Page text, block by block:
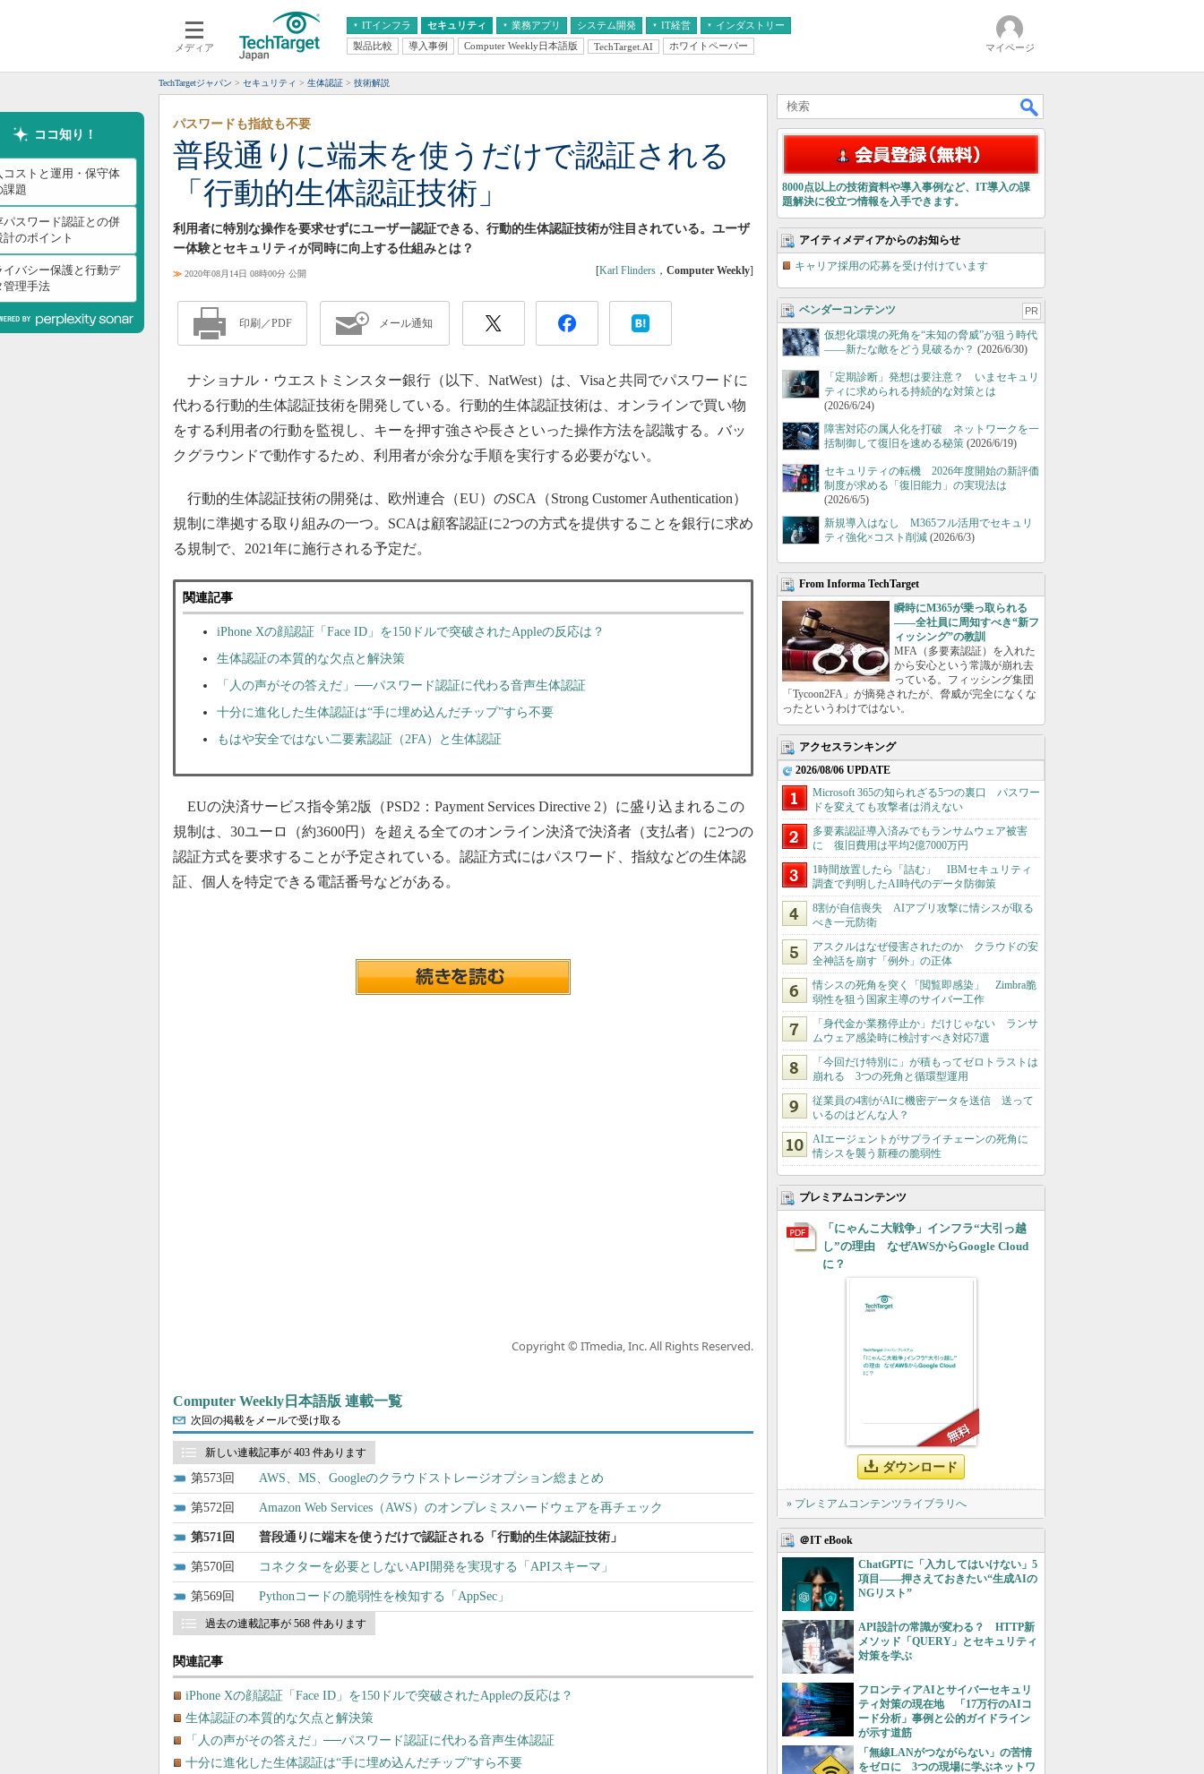
メディア
ITインフラ
クラウド
スマートモバイル
ネットワーク
システム運用管理
セキュリティ 業務アプリ
エンタープライズAI
ERP
情報系システム
システム開発 IT経営
経営とIT
インダストリー
医療IT
製品比較 導入事例 Computer Weekly日本語版 TechTarget.AI ホワイトペーパー マイページ
TechTargetジャパン セキュリティ 生体認証 技術解説
ココ知り！
コストと運用・保守体
課題
パスワード認証との併
計のポイント
イバシー保護と行動デ
管理手法
普段通りに端末を使うだけで認証される
「行動的生体認証技術」
パスワードも指紋も不要
利用者に特別な操作を要求せずにユーザー認証できる、行動的生体認証技術が注目されている。ユーザ
ー体験とセキュリティが同時に向上する仕組みとは？
≫ 2020年08月14日 08時00分 公開 [Karl Flinders ， Computer Weekly]
印刷／PDF メール通知
ナショナル・ウエストミンスター銀行（以下、NatWest）は、Visaと共同でパスワードに
代わる行動的生体認証技術を開発している。行動的生体認証技術は、オンラインで買い物
をする利用者の行動を監視し、キーを押す強さや長さといった操作方法を認識する。バッ
クグラウンドで動作するため、利用者が余分な手順を実行する必要がない。
行動的生体認証技術の開発は、欧州連合（EU）のSCA（Strong Customer Authentication）
規制に準拠する取り組みの一つ。SCAは顧客認証に2つの方式を提供することを銀行に求め
る規制で、2021年に施行される予定だ。
関連記事
iPhone Xの顔認証「Face ID」を150ドルで突破されたAppleの反応は？
生体認証の本質的な欠点と解決策
「人の声がその答えだ」──パスワード認証に代わる音声生体認証
十分に進化した生体認証は“手に埋め込んだチップ”すら不要
もはや安全ではない二要素認証（2FA）と生体認証
EUの決済サービス指令第2版（PSD2：Payment Services Directive 2）に盛り込まれるこの
規制は、30ユーロ（約3600円）を超える全てのオンライン決済で決済者（支払者）に2つの
認証方式を要求することが予定されている。認証方式にはパスワード、指紋などの生体認
証、個人を特定できる電話番号などがある。
Copyright © ITmedia, Inc. All Rights Reserved.
Computer Weekly日本語版 連載一覧
次回の掲載をメールで受け取る
新しい連載記事が 403 件あります
573 AWS、MS、Googleのクラウドストレージオプション総まとめ
572 Amazon Web Services（AWS）のオンプレミスハードウェアを再チェック
571 普段通りに端末を使うだけで認証される「行動的生体認証技術」
570 コネクターを必要としないAPI開発を実現する「APIスキーマ」
569 Pythonコードの脆弱性を検知する「AppSec」
過去の連載記事が 568 件あります
関連記事
iPhone Xの顔認証「Face ID」を150ドルで突破されたAppleの反応は？
生体認証の本質的な欠点と解決策
「人の声がその答えだ」──パスワード認証に代わる音声生体認証
十分に進化した生体認証は“手に埋め込んだチップ”すら不要
8000点以上の技術資料や導入事例など、IT導入の課
題解決に役立つ情報を入手できます。
アイティメディアからのお知らせ
キャリア採用の応募を受け付けています
ベンダーコンテンツ PR
仮想化環境の死角を“未知の脅威”が狙う時代
――新たな敵をどう見破るか？ (2026/6/30)
「定期診断」発想は要注意？ いまセキュリ
ティに求められる持続的な対策とは
(2026/6/24)
障害対応の属人化を打破 ネットワークを一
括制御して復旧を速める秘策 (2026/6/19)
セキュリティの転機 2026年度開始の新評価
制度が求める「復旧能力」の実現法は
(2026/6/5)
新規導入はなし M365フル活用でセキュリ
ティ強化×コスト削減 (2026/6/3)
From Informa TechTarget
瞬時にM365が乗っ取られる
――全社員に周知すべき“新フ
ィッシング”の教訓
MFA（多要素認証）を入れた
から安心という常識が崩れ去
っている。フィッシング集団
「Tycoon2FA」が摘発されたが、脅威が完全になくな
ったというわけではない。
アクセスランキング
2026/08/06 UPDATE
Microsoft 365の知られざる5つの裏口 パスワー
ドを変えても攻撃者は消えない
多要素認証導入済みでもランサムウェア被害
に 復旧費用は平均2億7000万円
1時間放置したら「詰む」 IBMセキュリティ
調査で判明したAI時代のデータ防御策
8割が自信喪失 AIアプリ攻撃に情シスが取る
べき一元防衛
アスクルはなぜ侵害されたのか クラウドの安
全神話を崩す「例外」の正体
情シスの死角を突く「閲覧即感染」 Zimbra脆
弱性を狙う国家主導のサイバー工作
「身代金か業務停止か」だけじゃない ランサ
ムウェア感染時に検討すべき対応7選
「今回だけ特別に」が積もってゼロトラストは
崩れる 3つの死角と循環型運用
従業員の4割がAIに機密データを送信 送って
いるのはどんな人？
AIエージェントがサプライチェーンの死角に
情シスを襲う新種の脆弱性
プレミアムコンテンツ
「にゃんこ大戦争」インフラ“大引っ越
し”の理由 なぜAWSからGoogle Cloud
に？
ダウンロード
» プレミアムコンテンツライブラリへ
＠IT eBook
ChatGPTに「入力してはいけない」5
項目――押さえておきたい“生成AIの
NGリスト”
API設計の常識が変わる？ HTTP新
メソッド「QUERY」とセキュリティ
対策を学ぶ
フロンティアAIとサイバーセキュリ
ティ対策の現在地 「17万行のAIコ
ード分析」事例と公的ガイドライン
が示す道筋
「無線LANがつながらない」の苦情
をゼロに 3つの現場に学ぶネットワ